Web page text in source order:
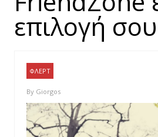
επιλογή σου
ΦΛΕΡΤ
By Giorgos